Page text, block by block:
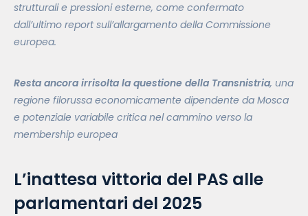
strutturali e pressioni esterne, come confermato
dall’ultimo report sull’allargamento della Commissione
europea.
Resta ancora irrisolta la questione della Transnistria, una
regione filorussa economicamente dipendente da Mosca
e potenziale variabile critica nel cammino verso la
membership europea
L’inattesa vittoria del PAS alle
parlamentari del 2025